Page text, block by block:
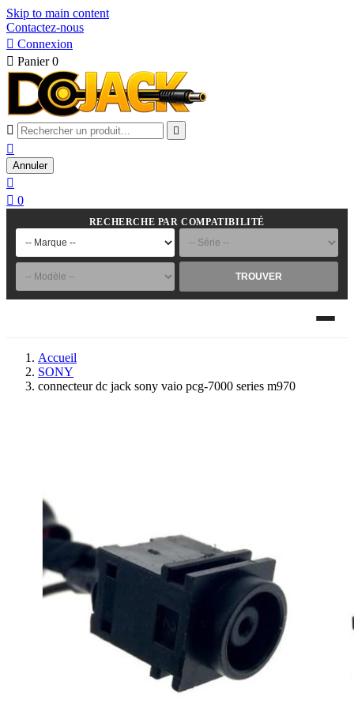
Skip to main content
Contactez-nous
 Connexion
 Panier 0
 

Annuler

 0
RECHERCHE PAR COMPATIBILITÉ
TROUVER
Accueil
SONY
connecteur dc jack sony vaio pcg-7000 series m970